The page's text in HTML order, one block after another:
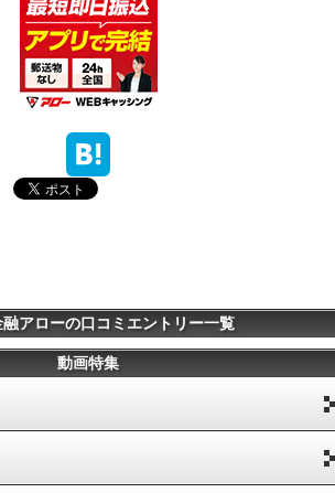
アローの口コミエントリー一覧
動画特集